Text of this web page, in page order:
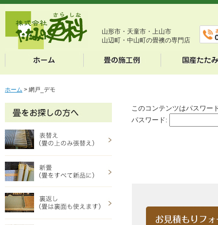
山形市・天童市・上山市
山辺町・中山町の畳襖の専門店
ホーム > 網戸_デモ
このコンテンツはパスワー
パスワード: